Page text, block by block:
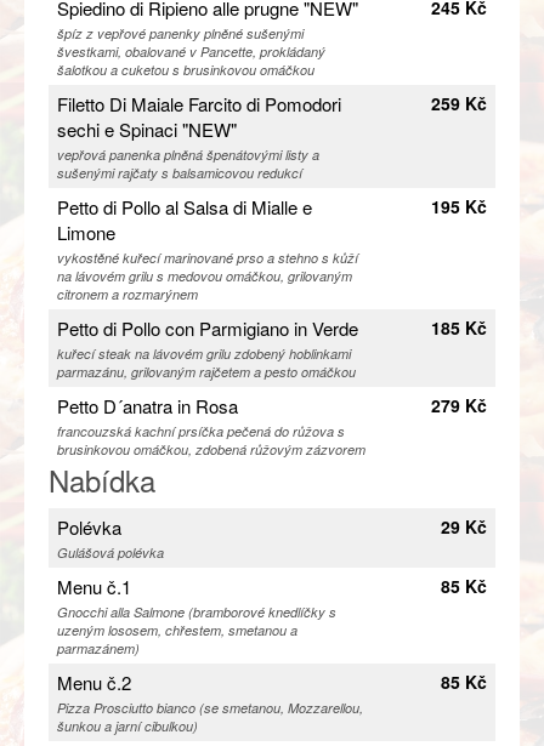
Spiedino di Ripieno alle prugne "NEW"
špíz z vepřové panenky plněné sušenými
švestkami, obalované v Pancette, prokládaný
šalotkou a cuketou s brusinkovou omáčkou
245 Kč
Filetto Di Maiale Farcito di Pomodori
sechi e Spinaci "NEW"
vepřová panenka plněná špenátovými listy a
sušenými rajčaty s balsamicovou redukcí
259 Kč
Petto di Pollo al Salsa di Mialle e
Limone
vykostěné kuřecí marinované prso a stehno s kůží
na lávovém grilu s medovou omáčkou, grilovaným
citronem a rozmarýnem
195 Kč
Petto di Pollo con Parmigiano in Verde
kuřecí steak na lávovém grilu zdobený hoblinkami
parmazánu, grilovaným rajčetem a pesto omáčkou
185 Kč
Petto D´anatra in Rosa
francouzská kachní prsíčka pečená do růžova s
brusinkovou omáčkou, zdobená růžovým zázvorem
279 Kč
Nabídka
Polévka
Gulášová polévka
29 Kč
Menu č.1
Gnocchi alla Salmone (bramborové knedlíčky s
uzeným lososem, chřestem, smetanou a
parmazánem)
85 Kč
Menu č.2
Pizza Prosciutto bianco (se smetanou, Mozzarellou,
šunkou a jarní cibulkou)
85 Kč